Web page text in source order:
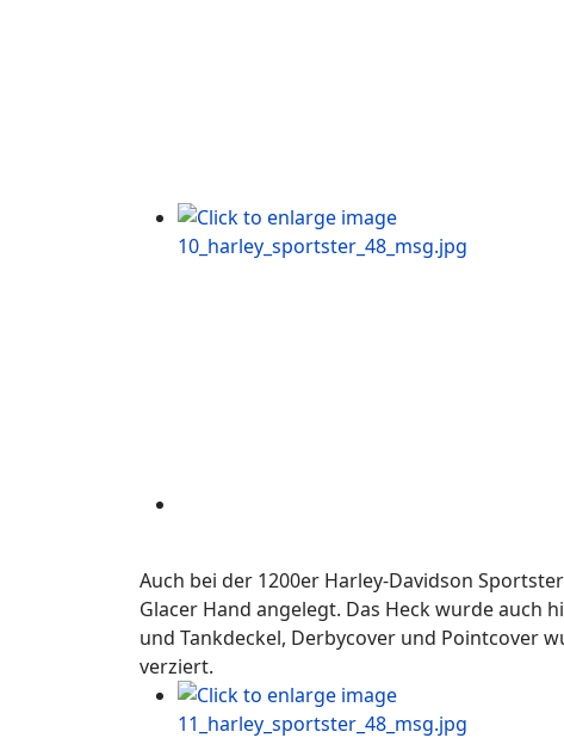
Auch bei der 1200er Harley-Davidson
Glacer Hand angelegt. Das Heck wurde auch
und Tankdeckel, Derbycover und Pointcover
verziert.